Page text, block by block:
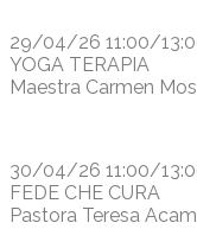
29/04/26 11:00/
YOGA TERAPIA
Maestra Carmen
30/04/26 11:00/
FEDE CHE CURA
Pastora Teresa